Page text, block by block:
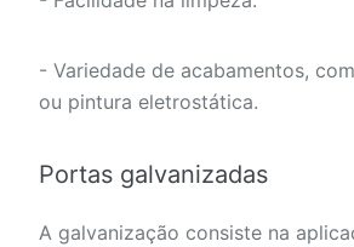
- Variedade de acabamentos,
ou pintura eletrostática.
Portas galvanizadas
A galvanização consiste na